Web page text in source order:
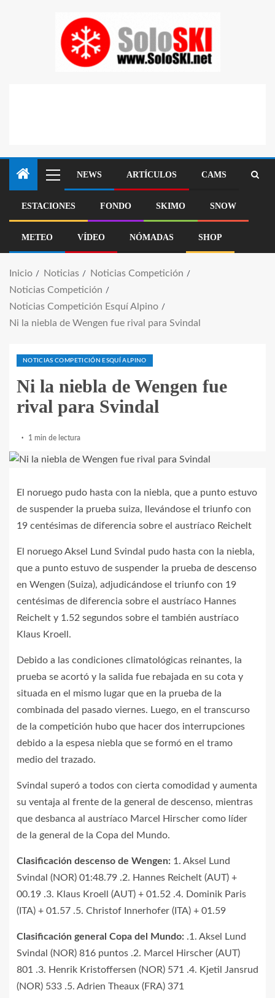
NEWS ARTÍCULOS CAMS
ESTACIONES FONDO SKIMO SNOW
METEO VÍDEO NÓMADAS SHOP
Inicio Noticias
Noticias Competición
Noticias Competición
Noticias Competición Esquí Alpino
Ni la niebla de Wengen fue rival para Svindal
NOTICIAS COMPETICIÓN ESQUÍ ALPINO
Ni la niebla de Wengen fue
rival para Svindal
1 min de lectura
El noruego pudo hasta con la niebla, que a punto estuvo
de suspender la prueba suiza, llevándose el triunfo con
19 centésimas de diferencia sobre el austríaco Reichelt
El noruego Aksel Lund Svindal pudo hasta con la niebla,
que a punto estuvo de suspender la prueba de descenso
en Wengen (Suiza), adjudicándose el triunfo con 19
centésimas de diferencia sobre el austríaco Hannes
Reichelt y 1.52 segundos sobre el también austríaco
Klaus Kroell.
Debido a las condiciones climatológicas reinantes, la
prueba se acortó y la salida fue rebajada en su cota y
situada en el mismo lugar que en la prueba de la
combinada del pasado viernes. Luego, en el transcurso
de la competición hubo que hacer dos interrupciones
debido a la espesa niebla que se formó en el tramo
medio del trazado.
Svindal superó a todos con cierta comodidad y aumenta
su ventaja al frente de la general de descenso, mientras
que desbanca al austríaco Marcel Hirscher como líder
de la general de la Copa del Mundo.
Clasificación descenso de Wengen: 1. Aksel Lund
Svindal (NOR) 01:48.79 .2. Hannes Reichelt (AUT) +
00.19 .3. Klaus Kroell (AUT) + 01.52 .4. Dominik Paris
(ITA) + 01.57 .5. Christof Innerhofer (ITA) + 01.59
Clasificación general Copa del Mundo: .1. Aksel Lund
Svindal (NOR) 816 puntos .2. Marcel Hirscher (AUT)
801 .3. Henrik Kristoffersen (NOR) 571 .4. Kjetil Jansrud
(NOR) 533 .5. Adrien Theaux (FRA) 371